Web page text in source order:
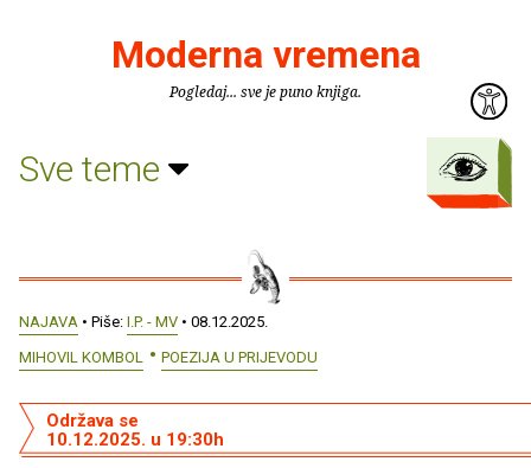
Moderna vremena
Pogledaj... sve je puno knjiga.
Sve teme
NAJAVA • Piše: I.P. - MV • 08.12.2025.
MIHOVIL KOMBOL
POEZIJA U PRIJEVODU
Održava se
10.12.2025. u 19:30h